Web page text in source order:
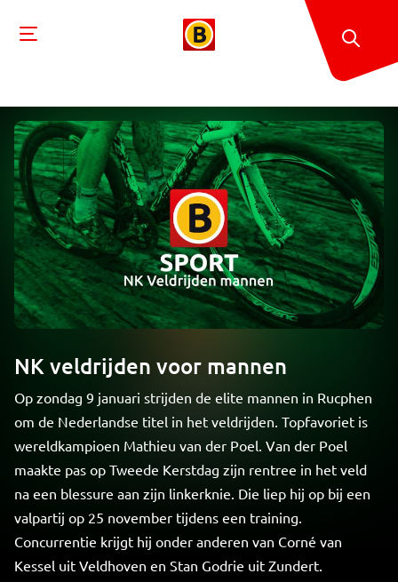
NK veldrijden voor mannen
Op zondag 9 januari strijden de elite mannen in Rucphen
om de Nederlandse titel in het veldrijden. Topfavoriet is
wereldkampioen Mathieu van der Poel. Van der Poel
maakte pas op Tweede Kerstdag zijn rentree in het veld
na een blessure aan zijn linkerknie. Die liep hij op bij een
valpartij op 25 november tijdens een training.
Concurrentie krijgt hij onder anderen van Corné van
Kessel uit Veldhoven en Stan Godrie uit Zundert.